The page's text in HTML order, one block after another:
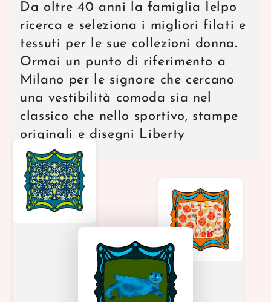
Da oltre 40 anni la famiglia Ielpo
ricerca e seleziona i migliori filati e
tessuti per le sue collezioni donna.
Ormai un punto di riferimento a
Milano per le signore che cercano
una vestibilità comoda sia nel
classico che nello sportivo, stampe
originali e disegni Liberty